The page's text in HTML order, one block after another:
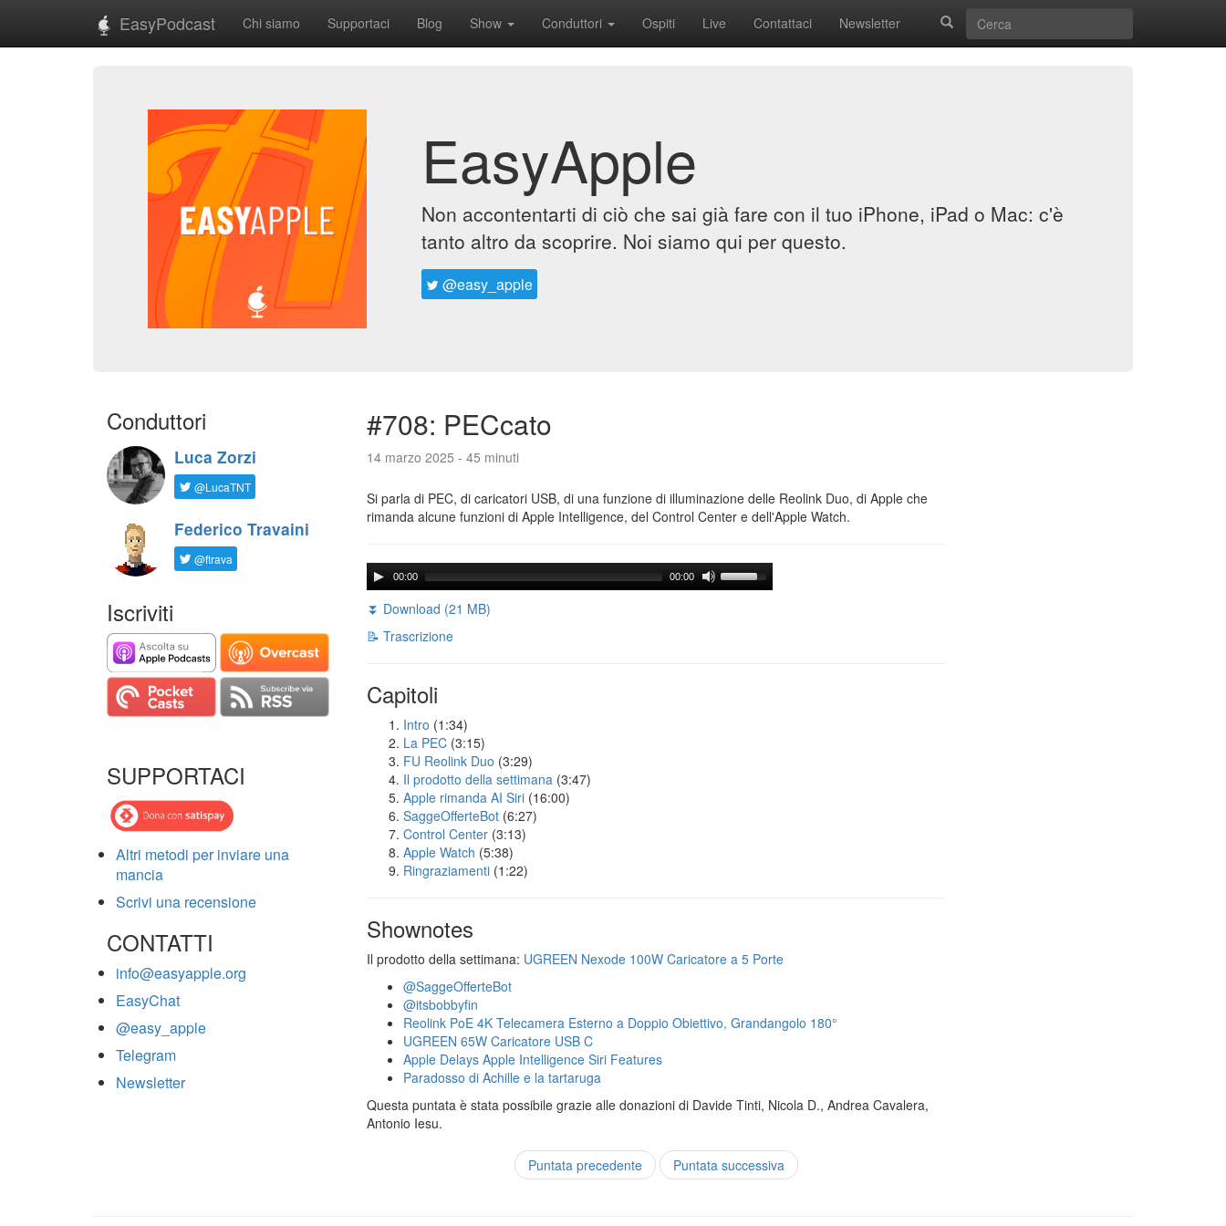
EasyPodcast Chi siamo Supportaci Blog Show Conduttori Ospiti Live Contattaci Newsletter
EasyApple
Non accontentarti di ciò che sai già fare con il tuo iPhone, iPad o Mac: c'è
tanto altro da scoprire. Noi siamo qui per questo.
@easy_apple
Conduttori
Luca Zorzi
@LucaTNT
Federico Travaini
@ftrava
Iscriviti
SUPPORTACI
Altri metodi per inviare una
mancia
Scrivi una recensione
CONTATTI
info@easyapple.org
EasyChat
@easy_apple
Telegram
Newsletter
#708: PECcato
14 marzo 2025 - 45 minuti
Si parla di PEC, di caricatori USB, di una funzione di illuminazione delle Reolink Duo, di Apple che
rimanda alcune funzioni di Apple Intelligence, del Control Center e dell'Apple Watch.
00:00 00:00
⏬ Download (21 MB)
📝 Trascrizione
Capitoli
Intro (1:34)
La PEC (3:15)
FU Reolink Duo (3:29)
Il prodotto della settimana (3:47)
Apple rimanda AI Siri (16:00)
SaggeOfferteBot (6:27)
Control Center (3:13)
Apple Watch (5:38)
Ringraziamenti (1:22)
Shownotes
Il prodotto della settimana: UGREEN Nexode 100W Caricatore a 5 Porte
@SaggeOfferteBot
@itsbobbyfin
Reolink PoE 4K Telecamera Esterno a Doppio Obiettivo, Grandangolo 180°
UGREEN 65W Caricatore USB C
Apple Delays Apple Intelligence Siri Features
Paradosso di Achille e la tartaruga
Questa puntata è stata possibile grazie alle donazioni di Davide Tinti, Nicola D., Andrea Cavalera,
Antonio Iesu.
Puntata precedente Puntata successiva